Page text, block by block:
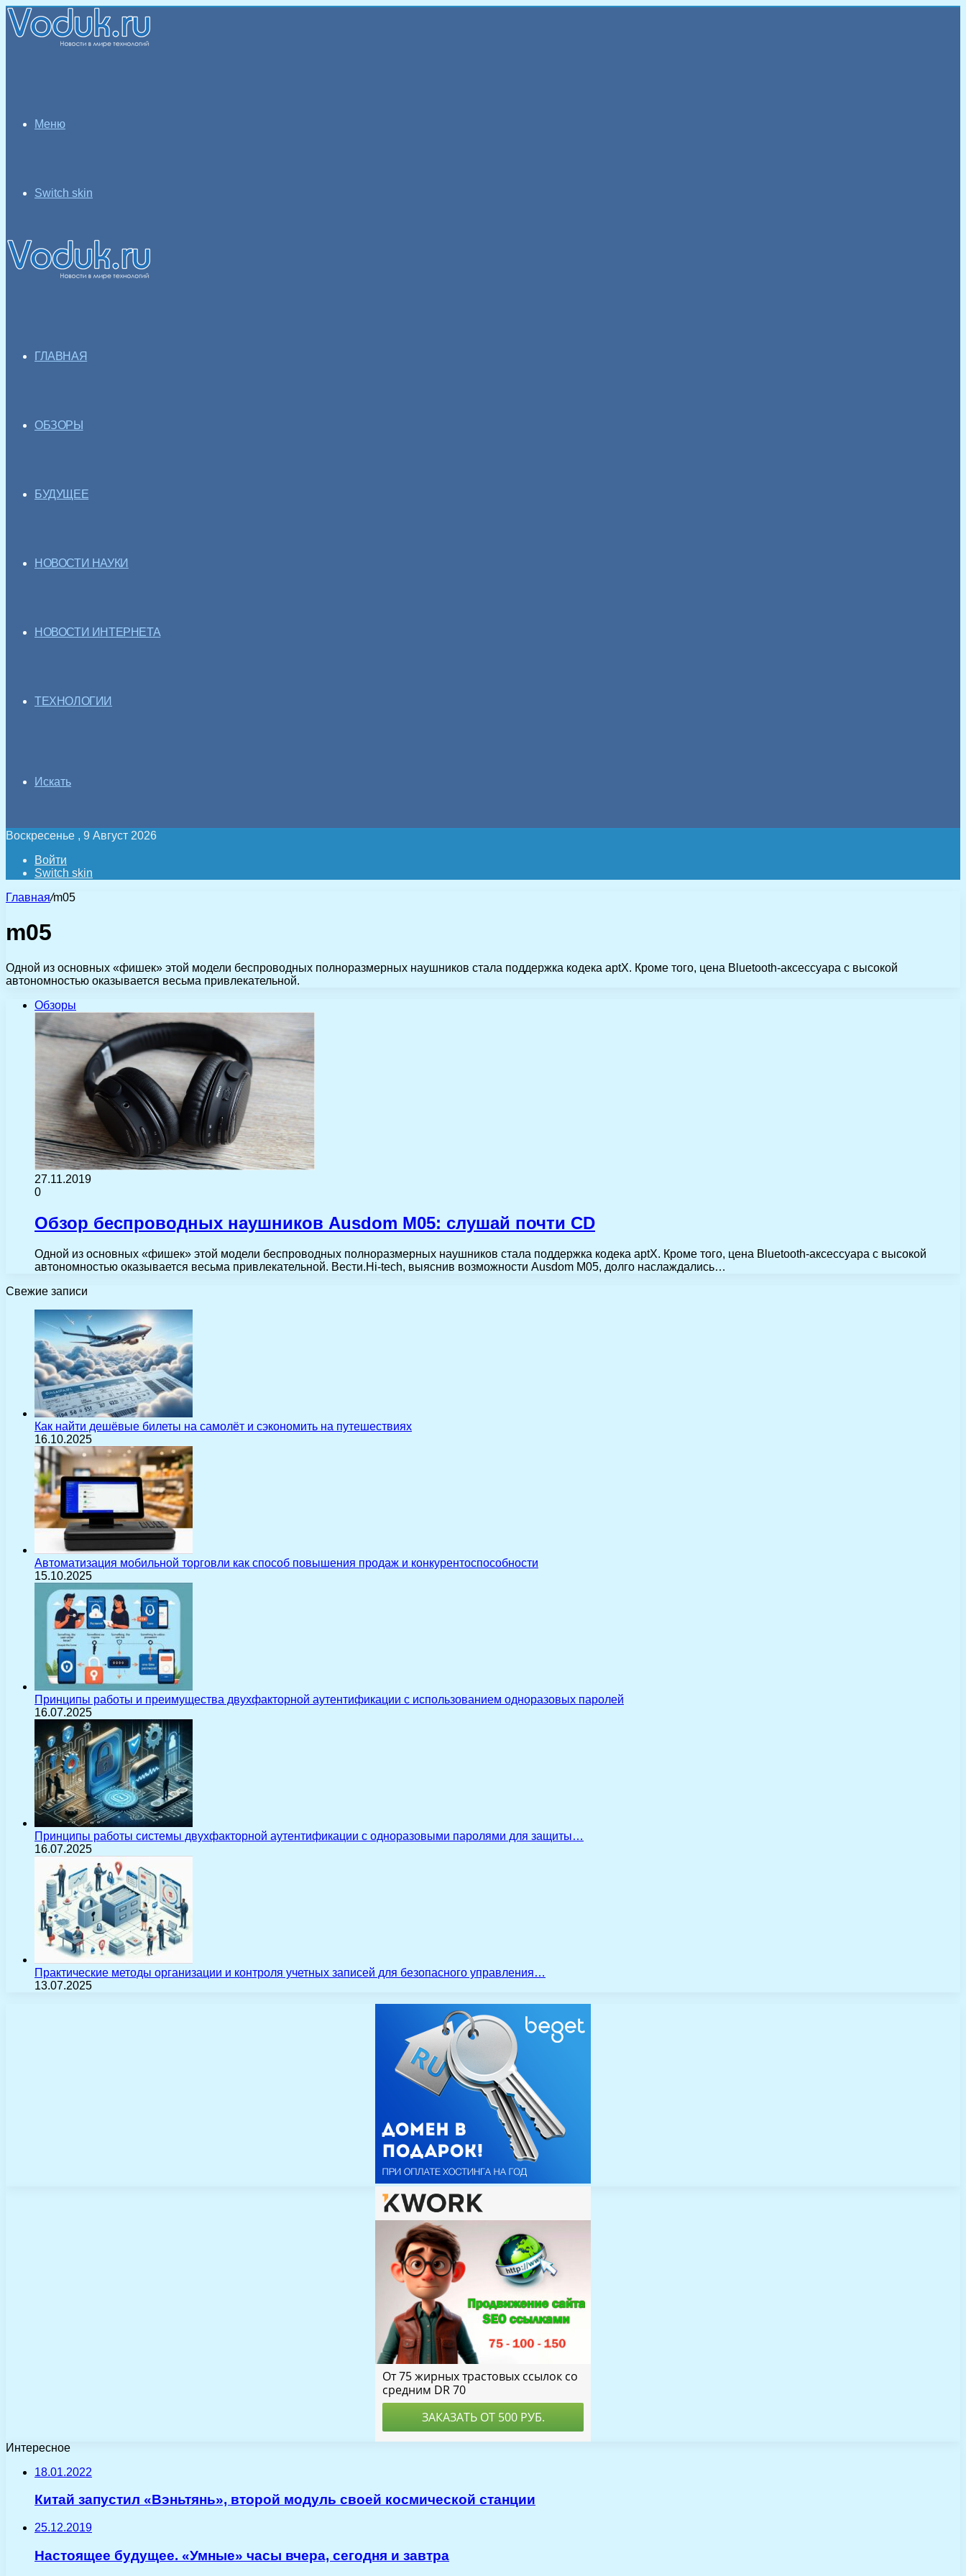
Меню
Switch skin
ГЛАВНАЯ
ОБЗОРЫ
БУДУЩЕЕ
НОВОСТИ НАУКИ
НОВОСТИ ИНТЕРНЕТА
ТЕХНОЛОГИИ
Искать
Воскресенье , 9 Август 2026
Войти
Switch skin
Главная/m05
m05
Одной из основных «фишек» этой модели беспроводных полноразмерных наушников стала поддержка кодека aptX. Кроме того, цена Bluetooth-аксессуара с высокой
автономностью оказывается весьма привлекательной.
Обзоры
27.11.2019
0
Обзор беспроводных наушников Ausdom M05: слушай почти CD
Одной из основных «фишек» этой модели беспроводных полноразмерных наушников стала поддержка кодека aptX. Кроме того, цена Bluetooth-аксессуара с высокой
автономностью оказывается весьма привлекательной. Вести.Hi-tech, выяснив возможности Ausdom M05, долго наслаждались…
Свежие записи
Как найти дешёвые билеты на самолёт и сэкономить на путешествиях
16.10.2025
Автоматизация мобильной торговли как способ повышения продаж и конкурентоспособности
15.10.2025
Принципы работы и преимущества двухфакторной аутентификации с использованием одноразовых паролей
16.07.2025
Принципы работы системы двухфакторной аутентификации с одноразовыми паролями для защиты…
16.07.2025
Практические методы организации и контроля учетных записей для безопасного управления…
13.07.2025
Интересное
18.01.2022
Китай запустил «Вэньтянь», второй модуль своей космической станции
25.12.2019
Настоящее будущее. «Умные» часы вчера, сегодня и завтра